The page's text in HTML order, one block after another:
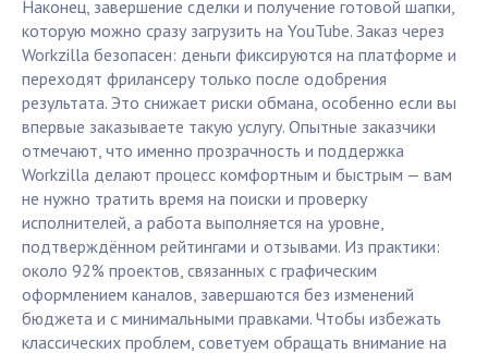
Наконец, завершение сделки и получение готовой шапки,
которую можно сразу загрузить на YouTube. Заказ через
Workzilla безопасен: деньги фиксируются на платформе и
переходят фрилансеру только после одобрения
результата. Это снижает риски обмана, особенно если вы
впервые заказываете такую услугу. Опытные заказчики
отмечают, что именно прозрачность и поддержка
Workzilla делают процесс комфортным и быстрым — вам
не нужно тратить время на поиски и проверку
исполнителей, а работа выполняется на уровне,
подтверждённом рейтингами и отзывами. Из практики:
около 92% проектов, связанных с графическим
оформлением каналов, завершаются без изменений
бюджета и с минимальными правками. Чтобы избежать
классических проблем, советуем обращать внимание на